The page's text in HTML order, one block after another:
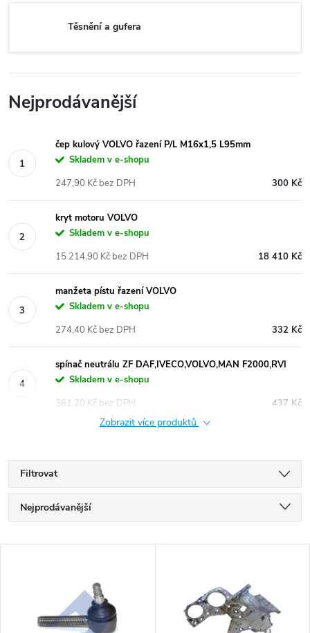
Těsnění a gufera
Nejprodávanější
čep kulový VOLVO řazení P/L M16x1,5 L95mm
Skladem v e-shopu
300 Kč
247,90 Kč bez DPH
kryt motoru VOLVO
Skladem v e-shopu
18 410 Kč
15 214,90 Kč bez DPH
manžeta pístu řazení VOLVO
Skladem v e-shopu
332 Kč
274,40 Kč bez DPH
spínač neutrálu ZF DAF,IVECO,VOLVO,MAN F2000,RVI
Skladem v e-shopu
437 Kč
361,20 Kč bez DPH
Zobrazit více produktů
Filtrovat
Ř
a
Nejprodávanější